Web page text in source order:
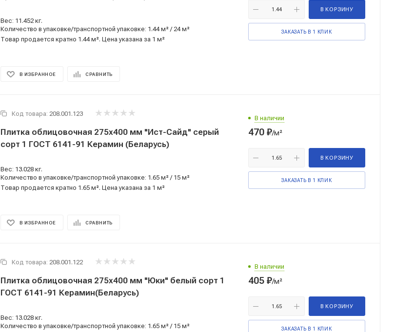
Вес: 11.452 кг.
Количество в упаковке/транспортной упаковке: 1.44 м² / 24 м²
Товар продается кратно 1.44 м². Цена указана за 1 м²
В ИЗБРАННОЕ СРАВНИТЬ
В КОРЗИНУ
ЗАКАЗАТЬ В 1 КЛИК
Код товара: 208.001.123
Плитка облицовочная 275x400 мм "Ист-Сайд" серый
сорт 1 ГОСТ 6141-91 Керамин (Беларусь)
Вес: 13.028 кг.
Количество в упаковке/транспортной упаковке: 1.65 м² / 15 м²
Товар продается кратно 1.65 м². Цена указана за 1 м²
В ИЗБРАННОЕ СРАВНИТЬ
В наличии
470 ₽/м²
В КОРЗИНУ
ЗАКАЗАТЬ В 1 КЛИК
Код товара: 208.001.122
Плитка облицовочная 275x400 мм "Юки" белый сорт 1
ГОСТ 6141-91 Керамин(Беларусь)
Вес: 13.028 кг.
Количество в упаковке/транспортной упаковке: 1.65 м² / 15 м²
В наличии
405 ₽/м²
В КОРЗИНУ
ЗАКАЗАТЬ В 1 КЛИК